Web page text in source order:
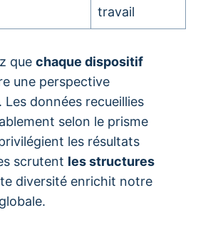
travail
que chaque dispositif
une perspective
données recueillies
selon le prisme
les résultats
scrutent les structures
diversité enrichit notre